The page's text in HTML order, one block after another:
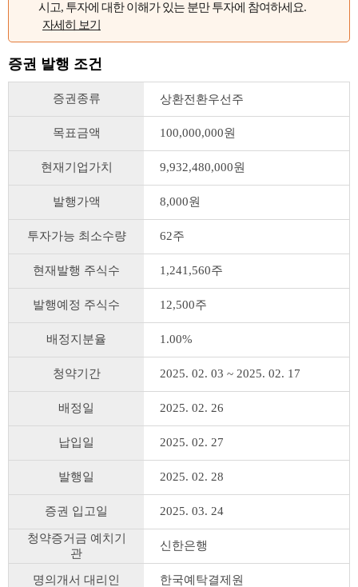
시고, 투자에 대한 이해가 있는 분만 투자에 참여하세요.
자세히 보기
증권 발행 조건
증권종류 상환전환우선주
목표금액 100,000,000원
현재기업가치 9,932,480,000원
발행가액 8,000원
투자가능 최소수량 62주
현재발행 주식수 1,241,560주
발행예정 주식수 12,500주
배정지분율 1.00%
청약기간 2025. 02. 03 ~ 2025. 02. 17
배정일 2025. 02. 26
납입일 2025. 02. 27
발행일 2025. 02. 28
증권 입고일 2025. 03. 24
청약증거금 예치기
관
신한은행
명의개서 대리인 한국예탁결제원